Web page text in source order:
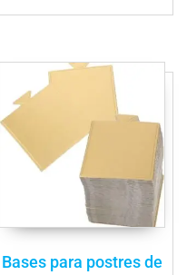
Bases para postres de